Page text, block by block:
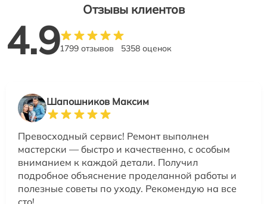
Отзывы клиентов
4.91799 отзывов 5358 оценок
Шапошников Максим
Превосходный сервис! Ремонт выполнен
мастерски — быстро и качественно, с особым
вниманием к каждой детали. Получил
подробное объяснение проделанной работы и
полезные советы по уходу. Рекомендую на все
сто!